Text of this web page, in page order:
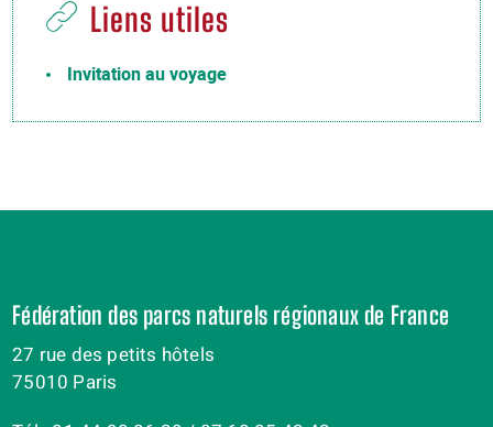
Liens utiles
Invitation au voyage
Fédération des parcs naturels régionaux de France
27 rue des petits hôtels
75010 Paris